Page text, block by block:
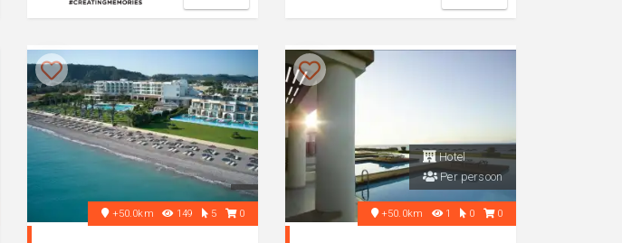
+50.0km 149 5 0
Hotel
Per persoon
+50.0km 1 0 0